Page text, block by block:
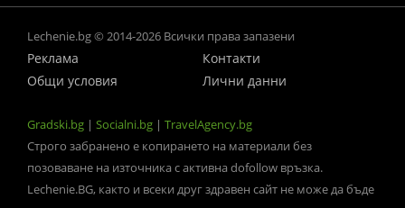
Lechenie.bg © 2014-2026 Всички права запазени
Реклама
Контакти
Общи условия
Лични данни
Gradski.bg | Socialni.bg | TravelAgency.bg
Строго забранено е копирането на материали без
позоваване на източника с активна dofollow връзка.
Lechenie.BG, както и всеки друг здравен сайт не може да бъде